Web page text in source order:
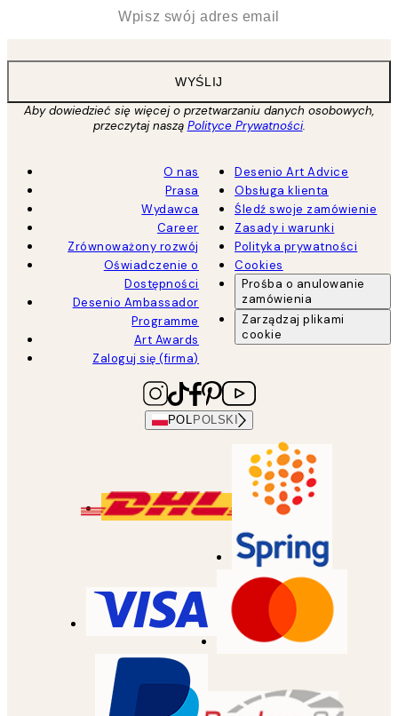
WYŚLIJ
Aby dowiedzieć się więcej o przetwarzaniu danych osobowych,
przeczytaj naszą Polityce Prywatności.
O nas
Prasa
Wydawca
Career
Zrównoważony rozwój
Oświadczenie o
Dostępności
Desenio Ambassador
Programme
Art Awards
Zaloguj się (firma)
Desenio Art Advice
Obsługa klienta
Śledź swoje zamówienie
Zasady i warunki
Polityka prywatności
Cookies
Prośba o anulowanie
zamówienia
Zarządzaj plikami
cookie
POL POLSKI